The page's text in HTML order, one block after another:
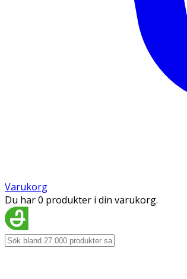
Varukorg
Du har 0 produkter i din varukorg.